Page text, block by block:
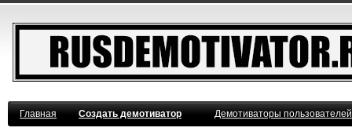
Главная Создать демотиватор Демотиваторы